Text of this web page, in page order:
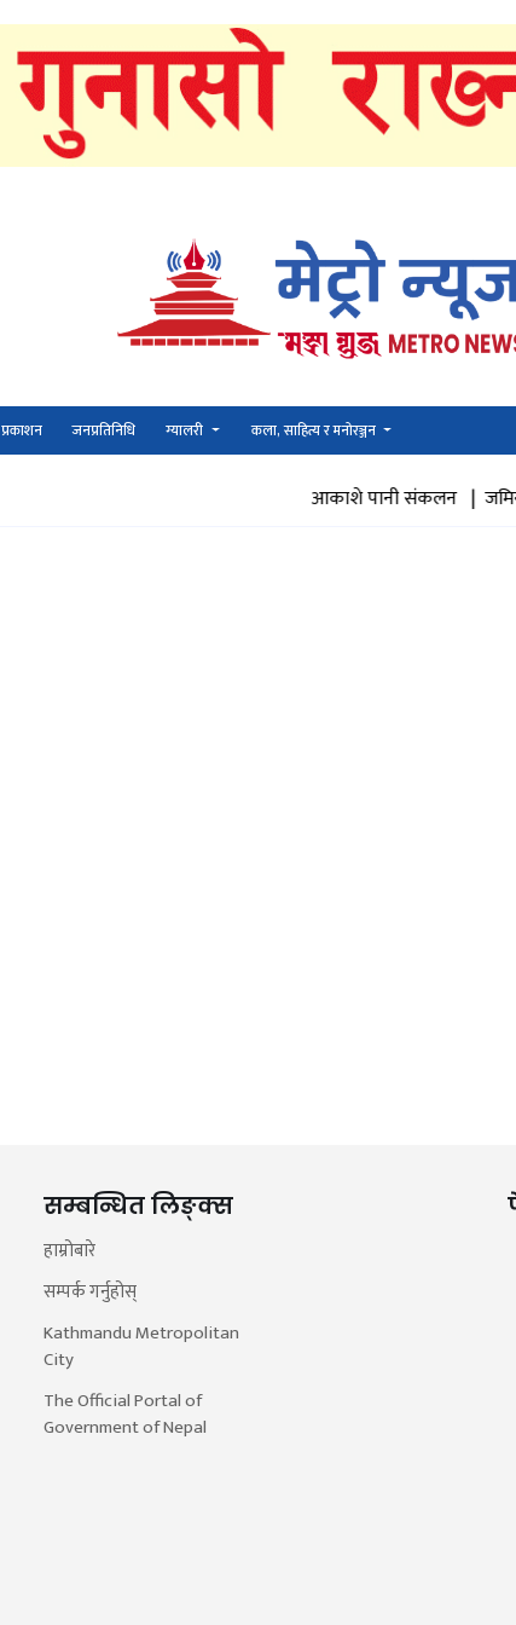
प्रकाशन जनप्रतिनिधि ग्यालरी कला, साहित्य र मनोरञ्जन
आकाशे पानी संकलन |
सम्बन्धित लिङ्क्स
हाम्रोबारे
सम्पर्क गर्नुहोस्
Kathmandu Metropolitan
City
The Official Portal of
Government of Nepal